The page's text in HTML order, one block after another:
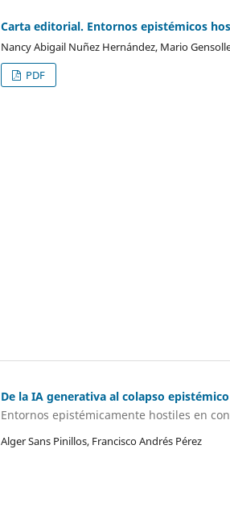
Carta editorial. Entornos epistémicos
Nancy Abigail Nuñez Hernández, Mario
PDF
De la IA generativa al colapso epistémico
Entornos epistémicamente hostiles en
Alger Sans Pinillos, Francisco Andrés Pérez